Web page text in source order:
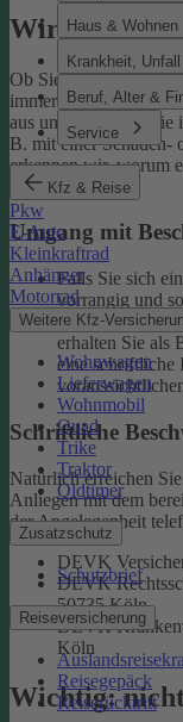
Haus & Wohnen
Krankheit,
Beruf, Alter &
Service
Kfz & Reise
Pkw
E-Auto
Kleinkraftrad
Anhänger
Motorrad
Weitere Kfz-
Wohnwagen
Lieferwagen
Wohnmobil
Quad
Trike
Traktor
Oldtimer
Zusatzschutz
Schutzbrief
Reiseversicherung
Reisegepäck
Reiserücktritt
Wir sind für
Ob Sie uns loben oder
immer über unser
aus und benennen
B. mit einer Schaden-
erkennen wir, worum
weiterhelfen.
Umgang mit
Falls Sie sich
vorrangig und
Kann eine
erhalten Sie als
eine schriftliche
Schriftliche
Natürlich erreichen
Anliegen mit dem
der Angelegenheit
DEVK
DEVK
50735 Köln
DEVK
Köln
Wichtig: